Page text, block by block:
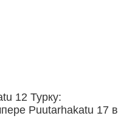
12 Турку:
Puutarhakatu 17 в